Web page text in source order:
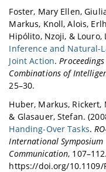
Foster, Mary Ellen,
Markus, Knoll, Alois,
Hipólito, Nzoji, & Louro,
Inference and Natural-
Joint Action.
Combinations of
25–30.
Huber, Markus, Rickert,
& Glasauer, Stefan.
Handing-Over Tasks.
International
Communication, 107–112.
https://doi.org/10.1109/